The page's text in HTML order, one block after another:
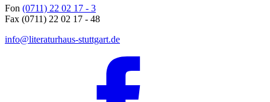
Fon (0711) 22 02 17 - 3
Fax (0711) 22 02 17 - 48
info@literaturhaus-stuttgart.de